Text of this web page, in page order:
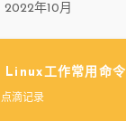
2022年10月
Linux工作常用命令
点滴记录